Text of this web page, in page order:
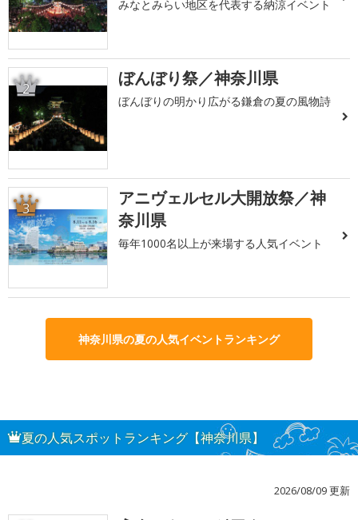
みなとみらい地区を代表する納涼イベント
2 ぼんぼり祭／神奈川県
ぼんぼりの明かり広がる鎌倉の夏の風物詩
3
アニヴェルセル大開放祭／神
奈川県
毎年1000名以上が来場する人気イベント
神奈川県の夏の人気イベントランキング
夏の人気スポットランキング【神奈川県】
2026/08/09 更新